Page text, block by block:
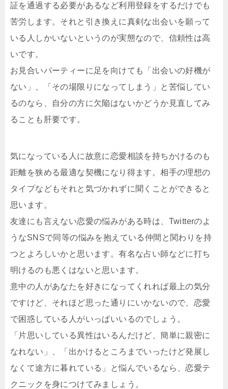
証を通過する必要があるなど利用登録をするだけでも
苦労します。それと引き換えに真剣な出会いを願って
いる人しかいないというのが実態なので、信頼性は高
いです。
お見合いパーティーに足を向けても「出会いの好機が
ない」、「その場限りになってしまう」と苦悩してい
るのなら、自分の方に欠陥はないかどうか見直してみ
ることも肝要です。
気になっている人に故意に恋愛相談を持ちかけるのも
距離を狭める最適な契機になり得ます。相手の理想の
タイプなどもそれと気づかれずに聞くことができると
思います。
友達にも言えない恋愛の悩みがある時は、Twitterのよ
うなSNSで同等の悩みを抱えている仲間と関わりを持
つとよろしいかと思います。有名な占い師などに打ち
明けるのも悪くはないと思います。
意中の人があなたを好きになってくれれば最上の気分
ですけど、それほど思った通りにいかないので、恋愛
で困惑している人がいっぱいいるのでしょう。
「片思いしている異性はいるんだけど、簡単に親密に
なれない」、「出かけるところまでいったけど発展し
なくて途方に暮れている」と悩んでいるなら、恋愛テ
クニックを身につけてみましょう。